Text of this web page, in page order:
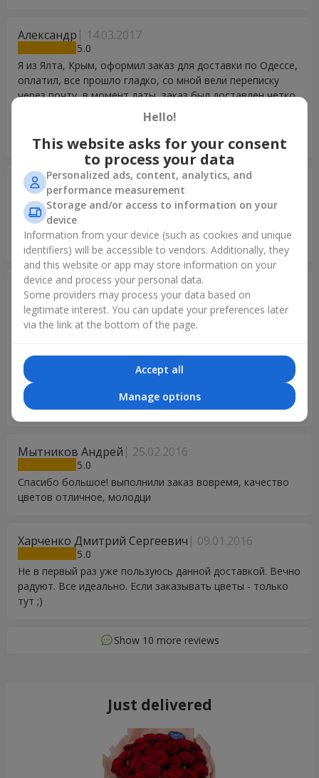
Александр 14.03.2017
5
Я из Ялта, Крым, оформил заказ для доставки по Одессе,
оплатил, все прошло гладко, со мной вели переписку
через почту, в момент даты, заказ был доставлен четко
по времени, о чем сообщила девушка, цветы были
качественные) плюшевый мишка, как на фото и вручили,
как я и просил открытку.
Ryan Lim 14.02.2017
5
Thanks for accommodating to all the changes i had to make
(pretty much changed the entire order multiple times...). And
for the timely delivery.
Алексей 23.11.2016
5
Спасибо всему коллективу Flowers.ua за вашу работу и
профессионализм в своем деле. Все быстро и
Пользуюсь не первый раз все просто супер. Спасибо
большое вам. Рекомендую всем кто хочет делать
сюрпризы и приносить радость родным и любимым
людям)))))
Мытников Андрей 25.02.2016
5
Спасибо большое! выполнили заказ вовремя, качество
цветов отличное, молодци
Харченко Дмитрий Сергеевич 09.01.2016
5
Не в первый раз уже пользуюсь данной доставкой. Вечно
радуют. Все идеально. Если заказывать цветы - только
тут ;)
Show 10 more reviews
Just delivered
Hello!
This website asks for your consent
to process your data
Personalized ads, content, analytics, and
performance measurement
Storage and/or access to information on your
device
Information from your device (such as cookies and unique
identifiers) will be accessible to vendors. Additionally, they
and this website or app may store information on your
device and process your personal data.
Some providers may process your data based on
legitimate interest. You can update your preferences later
via the link at the bottom of the page.
Accept all
Manage options